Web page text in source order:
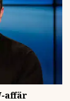
affär